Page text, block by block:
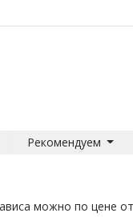
Рекомендуем
можно по цене